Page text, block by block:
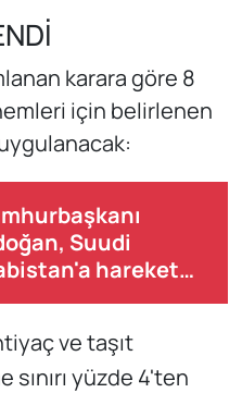
karara göre 8
için belirlenen
Suudi
hareket
ve taşıt
yüzde 4'ten